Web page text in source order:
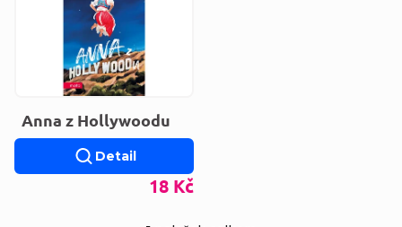
Anna z Hollywoodu
18 Kč
Detail